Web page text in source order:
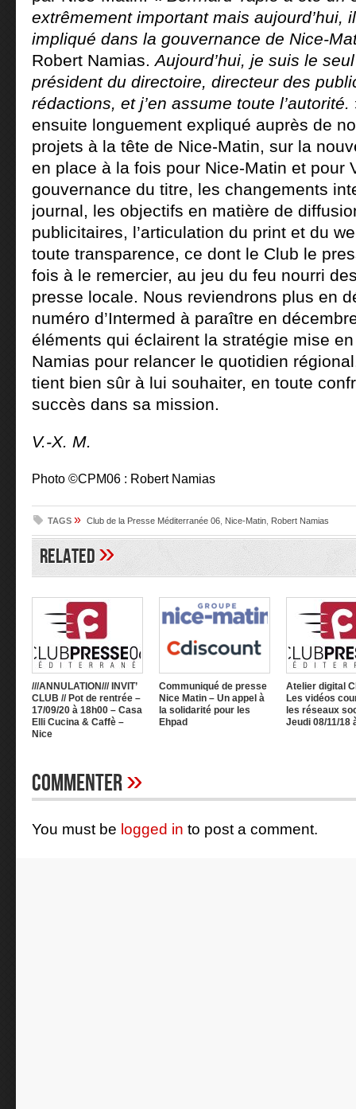
extrêmement important mais aujourd’hui,
impliqué dans la gouvernance de Nice-
Robert Namias.Aujourd’hui, je suis le
président du directoire, directeur des
rédactions, et j’en assume toute l’autorité.
ensuite longuement expliqué auprès de
projets à la tête de Nice-Matin, sur la
en place à la fois pour Nice-Matin et pour
gouvernance du titre, les changements
journal, les objectifs en matière de
publicitaires, l’articulation du print et du
toute transparence, ce dont le Club le
fois à le remercier, au jeu du feu nourri
presse locale. Nous reviendrons plus en
numéro d’Intermed à paraître en
éléments qui éclairent la stratégie mise
Namias pour relancer le quotidien
tient bien sûr à lui souhaiter, en toute
succès dans sa mission.
V.-X. M.
Photo ©CPM06 : Robert Namias
TAGS » Club de la Presse Méditerranée 06 Nice-Matin Robert Namias
Related»
///ANNULATION/// INVIT’
CLUB // Pot de rentrée –
17/09/20 à 18h00 – Casa
Elli Cucina & Caffè –
Nice
Communiqué de presse
Nice Matin – Un appel à
la solidarité pour les
Ehpad
Atelier digital
Les vidéos
les réseaux
Jeudi 08/11/18
Commenter»
You must be logged in to post a comment.